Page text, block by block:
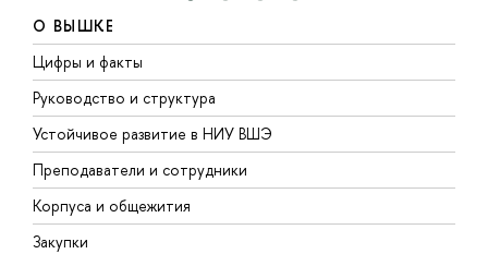
О ВЫШКЕ
Цифры и факты
Руководство и структура
Устойчивое развитие в НИУ ВШЭ
Преподаватели и сотрудники
Корпуса и общежития
Закупки